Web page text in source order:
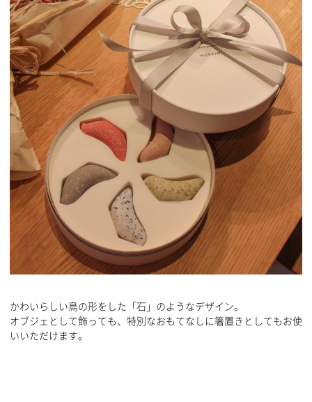
かわいらしい鳥の形をした「石」のようなデザイン。
オブジェとして飾っても、特別なおもてなしに箸置きとしてもお使
いいただけます。